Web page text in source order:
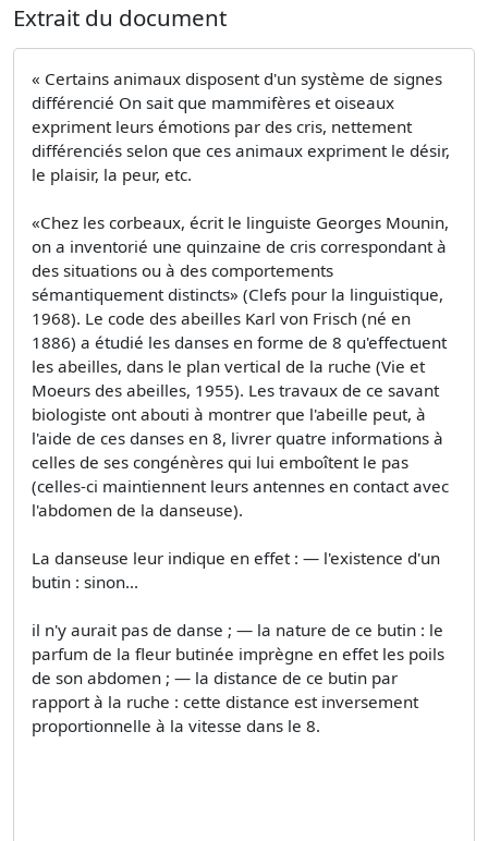
Extrait du document
« Certains animaux disposent d'un système de signes
différencié On sait que mammifères et oiseaux
expriment leurs émotions par des cris, nettement
différenciés selon que ces animaux expriment le désir,
le plaisir, la peur, etc.
«Chez les corbeaux, écrit le linguiste Georges Mounin,
on a inventorié une quinzaine de cris correspondant à
des situations ou à des comportements
sémantiquement distincts» (Clefs pour la linguistique,
1968). Le code des abeilles Karl von Frisch (né en
1886) a étudié les danses en forme de 8 qu'effectuent
les abeilles, dans le plan vertical de la ruche (Vie et
Moeurs des abeilles, 1955). Les travaux de ce savant
biologiste ont abouti à montrer que l'abeille peut, à
l'aide de ces danses en 8, livrer quatre informations à
celles de ses congénères qui lui emboîtent le pas
(celles-ci maintiennent leurs antennes en contact avec
l'abdomen de la danseuse).
La danseuse leur indique en effet : — l'existence d'un
butin : sinon...
il n'y aurait pas de danse ; — la nature de ce butin : le
parfum de la fleur butinée imprègne en effet les poils
de son abdomen ; — la distance de ce butin par
rapport à la ruche : cette distance est inversement
proportionnelle à la vitesse dans le 8.